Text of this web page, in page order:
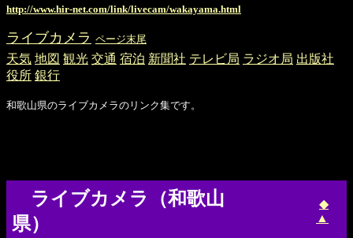
http://www.hir-net.com/link/livecam/wakayama.html
ライブカメラ ページ末尾
天気 地図 観光 交通 宿泊 新聞社 テレビ局 ラジオ局 出版社
役所 銀行
和歌山県のライブカメラのリンク集です。
ライブカメラ（和歌山
県）
◆
▲